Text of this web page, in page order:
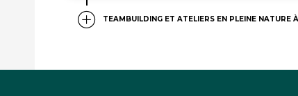
TEAMBUILDING ET ATELIERS EN PLEINE NATURE